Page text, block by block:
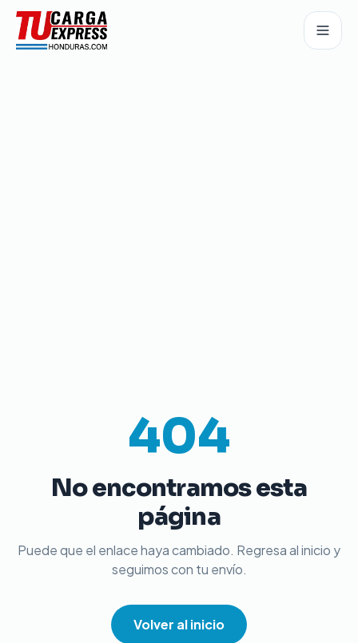
404
No encontramos esta
página
Puede que el enlace haya cambiado. Regresa al inicio y
seguimos con tu envío.
Volver al inicio